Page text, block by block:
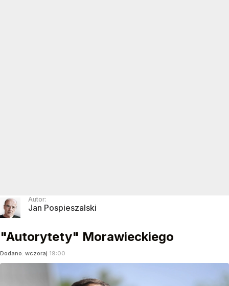
Autor:
Jan Pospieszalski
"Autorytety" Morawieckiego
Dodano: wczoraj 19:00